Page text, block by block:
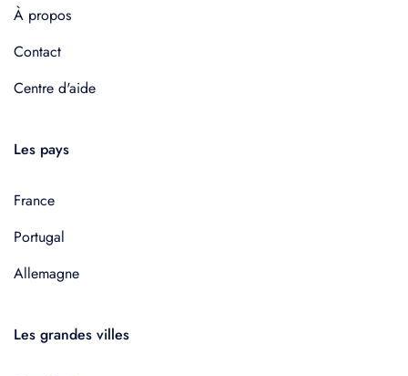
À propos
Contact
Centre d'aide
Les pays
France
Portugal
Allemagne
Les grandes villes